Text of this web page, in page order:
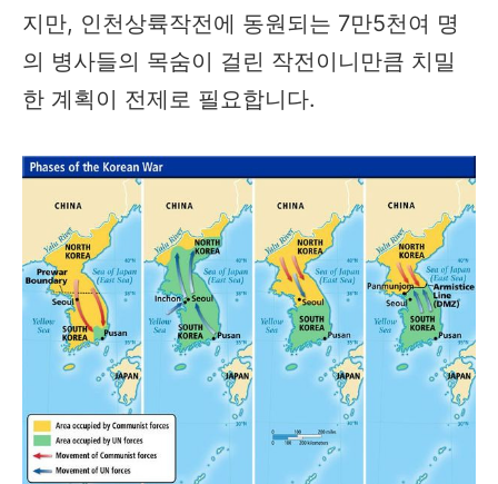
지만, 인천상륙작전에 동원되는 7만5천여 명
의 병사들의 목숨이 걸린 작전이니만큼 치밀
한 계획이 전제로 필요합니다.